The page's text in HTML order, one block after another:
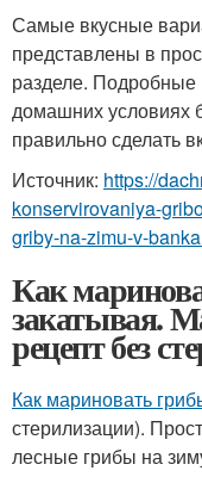
Самые вкусные
представлены в
разделе. Подробные
домашних условиях
правильно сделать
Источник: https://
konservirovaniya-
griby-na-zimu-v-
Как
закатывая.
рецепт без
Как мариновать
стерилизации).
лесные грибы на